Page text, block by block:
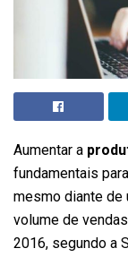
Aumentar a
fundamentais
mesmo diante de
volume de
2016, segundo a